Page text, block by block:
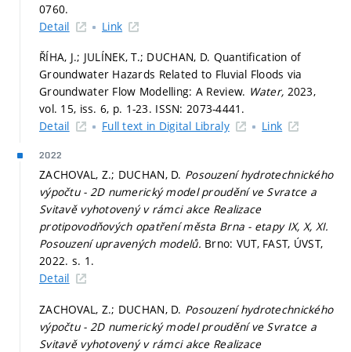
0760.
Detail
Link
ŘÍHA, J.; JULÍNEK, T.; DUCHAN, D. Quantification of
Groundwater Hazards Related to Fluvial Floods via
Groundwater Flow Modelling: A Review. Water, 2023,
vol. 15, iss. 6, p. 1-23. ISSN: 2073-4441.
Detail
Full text in Digital Libraly Link
2022
ZACHOVAL, Z.; DUCHAN, D. Posouzení hydrotechnického
výpočtu - 2D numerický model proudění ve Svratce a
Svitavě vyhotovený v rámci akce Realizace
protipovodňových opatření města Brna - etapy IX, X, XI.
Posouzení upravených modelů. Brno: VUT, FAST, ÚVST,
2022. s. 1.
Detail
ZACHOVAL, Z.; DUCHAN, D. Posouzení hydrotechnického
výpočtu - 2D numerický model proudění ve Svratce a
Svitavě vyhotovený v rámci akce Realizace